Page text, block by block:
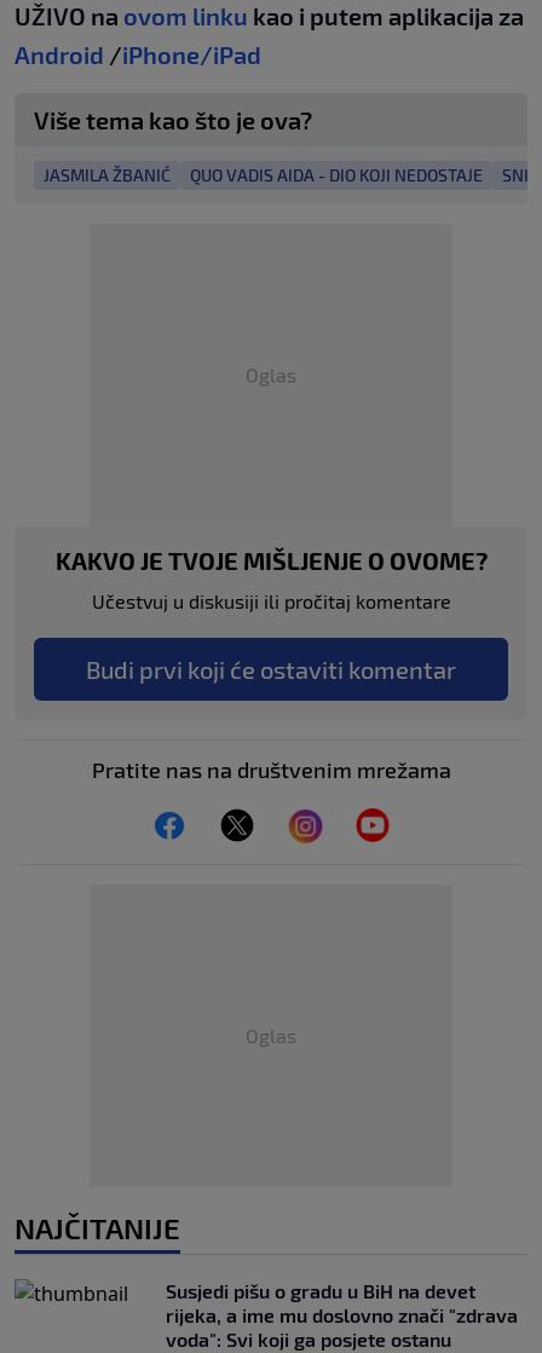
UŽIVO na ovom linku kao i putem aplikacija za
Android /iPhone/iPad
Više tema kao što je ova?
JASMILA ŽBANIĆ QUO VADIS AIDA - DIO KOJI NEDOSTAJE
Oglas
KAKVO JE TVOJE MIŠLJENJE O OVOME?
Učestvuj u diskusiji ili pročitaj komentare
Budi prvi koji će ostaviti komentar
Pratite nas na društvenim mrežama
Oglas
NAJČITANIJE
Susjedi pišu o gradu u BiH na devet
rijeka, a ime mu doslovno znači "zdrava
voda": Svi koji ga posjete ostanu